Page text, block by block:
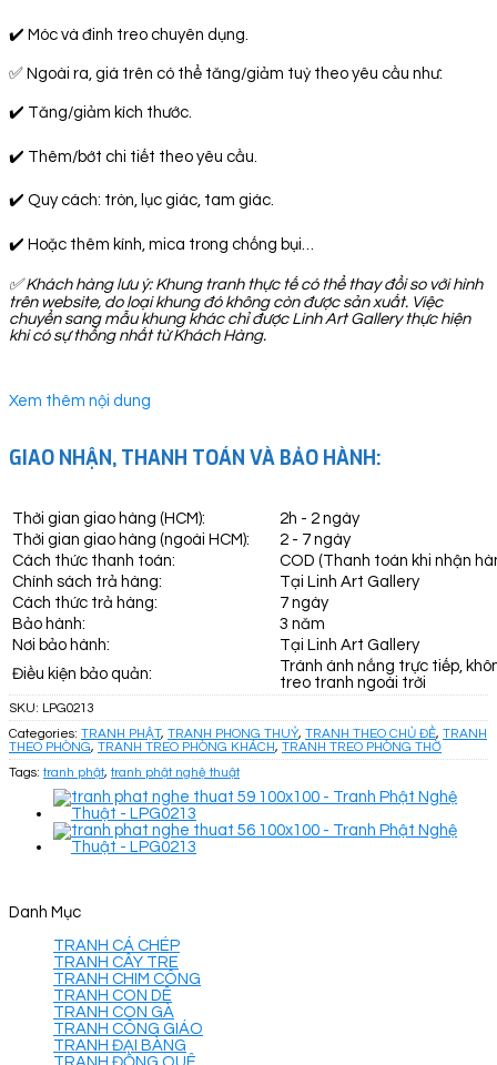
✔️ Móc và đinh treo chuyên dụng.
✅ Ngoài ra, giá trên có thể tăng/giảm tuỳ theo yêu cầu như:
✔️ Tăng/giảm kích thước.
✔️ Thêm/bớt chi tiết theo yêu cầu.
✔️ Quy cách: tròn, lục giác, tam giác.
✔️ Hoặc thêm kính, mica trong chống bụi…
✅Khách hàng lưu ý: Khung tranh thực tế có thể thay đổi so với hình
trên website, do loại khung đó không còn được sản xuất. Việc
chuyển sang mẫu khung khác chỉ được Linh Art Gallery thực hiện
khi có sự thống nhất từ Khách Hàng.
Xem thêm nội dung
GIAO NHẬN, THANH TOÁN VÀ BẢO HÀNH:
Thời gian giao hàng (HCM):
2h - 2 ngày
Thời gian giao hàng (ngoài HCM):
2 - 7 ngày
Cách thức thanh toán:
COD (Thanh toán khi nhận
Chính sách trả hàng:
Tại Linh Art Gallery
Cách thức trả hàng:
7 ngày
Bảo hành:
3 năm
Nơi bảo hành:
Tại Linh Art Gallery
Điều kiện bảo quản:
Tránh ánh nắng trực tiếp,
treo tranh ngoài trời
SKU: LPG0213
Categories: TRANH PHẬT, TRANH PHONG THUỶ, TRANH THEO CHỦ ĐỀ, TRANH
THEO PHÒNG, TRANH TREO PHÒNG KHÁCH, TRANH TREO PHÒNG THỜ
Tags:tranh phật,tranh phật nghệ thuật
Danh Mục
TRANH CÁ CHÉP
TRANH CÂY TRE
TRANH CHIM CÔNG
TRANH CON DÊ
TRANH CON GÀ
TRANH CÔNG GIÁO
TRANH ĐẠI BÀNG